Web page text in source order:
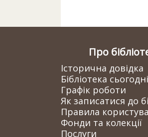
Про
Історична довідка
Бібліотека сьогодні
Графік роботи
Як записатися до
Правила
Фонди та колекції
Послуги